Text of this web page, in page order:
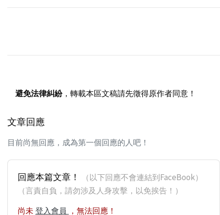
避免法律糾紛，轉載本區文稿請先徵得原作者同意！
文章回應
目前尚無回應，成為第一個回應的人吧！
回應本篇文章！
（以下回應不會連結到FaceBook）
（言責自負，請勿涉及人身攻擊，以免挨告！）
尚未 登入會員 ，無法回應！